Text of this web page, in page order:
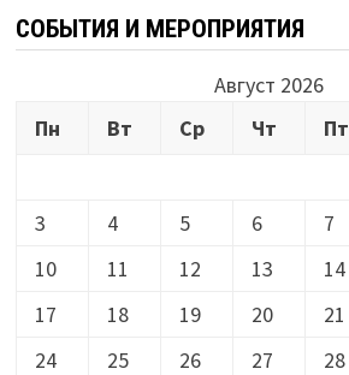
СОБЫТИЯ И МЕРОПРИЯТИЯ
Август 2026
Пн
Вт Ср Чт Пт
3
4 5 6 7
10
11 12 13 14
17
18 19 20 21
24
25 26 27 28